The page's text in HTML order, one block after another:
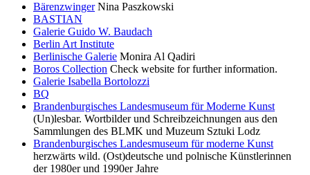
Bärenzwinger Nina Paszkowski
BASTIAN
Galerie Guido W. Baudach
Berlin Art Institute
Berlinische Galerie Monira Al Qadiri
Boros Collection Check website for further information.
Galerie Isabella Bortolozzi
BQ
Brandenburgisches Landesmuseum für Moderne Kunst
(Un)lesbar. Wortbilder und Schreibzeichnungen aus den
Sammlungen des BLMK und Muzeum Sztuki Lodz
Brandenburgisches Landesmuseum für moderne Kunst
herzwärts wild. (Ost)deutsche und polnische Künstlerinnen
der 1980er und 1990er Jahre